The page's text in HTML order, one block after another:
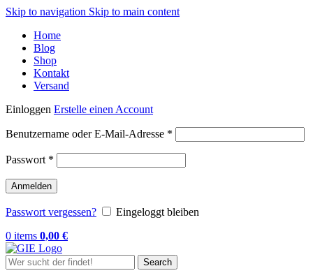
Skip to navigation Skip to main content
Home
Blog
Shop
Kontakt
Versand
Einloggen Erstelle einen Account
Benutzername oder E-Mail-Adresse *
Passwort *
Anmelden
Passwort vergessen?
Eingeloggt bleiben
0 items 0,00 €
Search